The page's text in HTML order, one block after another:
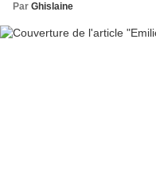
Par Ghislaine